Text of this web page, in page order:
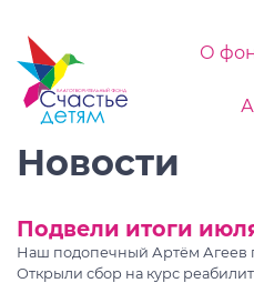
О
Новости
Подвели итоги
Наш подопечный Артём Агеев
Открыли сбор на курс